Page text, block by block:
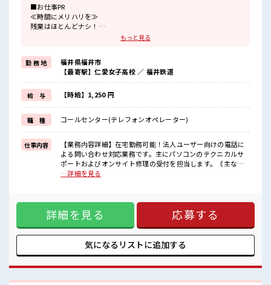
■お仕事PR
≪時間にメリハリを≫
残業はほとんどナシ！
場合によってはお願いすることもあります♪
明るすぎたり奇抜でなければ基本的に自由！
(規定有)≪未経験の方も大カンゲイ≫
新しいことにチャレンジするのは不安だけど、
しっかり働く環境が整っています！
イチからスキルUP・ステップUP目指していきましょう！
≪自分に向いている仕事が探せる≫
困った事などがあれば、
担当がしっかりサポートします！
■職場の雰囲気
“コジンマリ”が好きな方にもお勧め！！
少人数の職場です♪
明るすぎたり奇抜過ぎなければヘアカラーOK！
もっと見る
勤 務 地
福井県福井市
【最寄駅】仁愛女子高校 ／ 福井鉄道
給 与 【時給】1,250 円
職 種 コールセンター(テレフォンオペレーター)
仕事内容
【業務内容詳細】在宅勤務可能！法人ユーザー向けの電話に
よる問い合わせ対応業務です。主にパソコンのテクニカルサ
ポートおよびオンサイト修理の受付を担当します。《主な問
い合わせ内容》・電源ボタンを押しても電源が入らない・ラ
って対応手順をご案内します。修理対応が必要な場合は、障
害の切り分けを行い故障部品を特定したうえで、出張修理を
行うエンジニアの手配を行います。※実際にスタッフが修理
に伺うことはありません。【取扱製品情報】PC ■お仕事PR ≪
時間にメリハリを≫ 残業はほとんどナシ！ 場合によってはお
願いすることもあります♪ ≪髪色自由で自分らしく働く≫ 明
の方も大カンゲイ≫ 新しいことにチャレンジするのは不安だ
けど、 しっかり働く環境が整っています！ イチからスキル
…詳細を見る
詳細を見る 応募する
気になるリストに追加する